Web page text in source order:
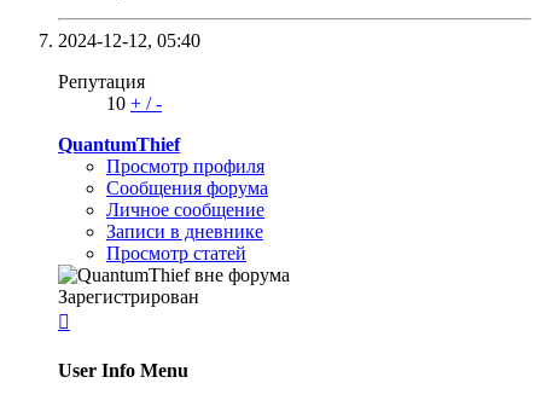
2024-12-12, 05:40
Репутация
10 + /-
QuantumThief
Просмотр профиля
Сообщения форума
Личное сообщение
Записи в дневнике
Просмотр статей
Зарегистрирован

User Info Menu